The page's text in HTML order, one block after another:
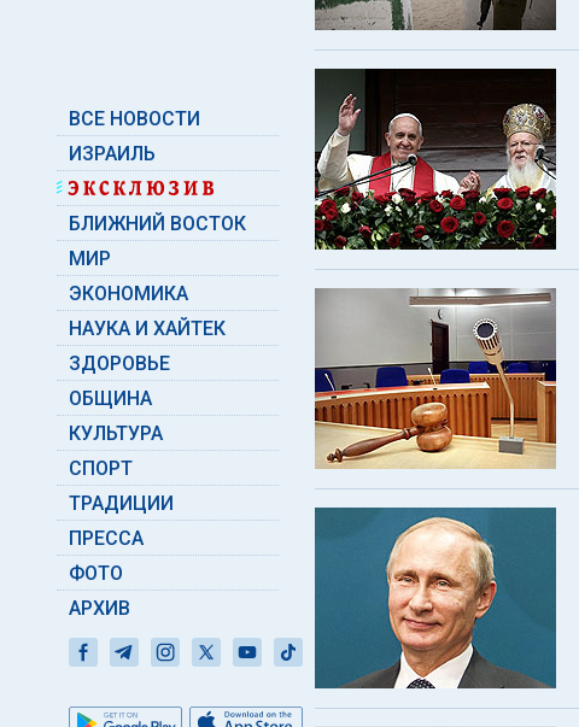
ВСЕ НОВОСТИ
ИЗРАИЛЬ
БЛИЖНИЙ ВОСТОК
МИР
ЭКОНОМИКА
НАУКА И ХАЙТЕК
ЗДОРОВЬЕ
ОБЩИНА
КУЛЬТУРА
СПОРТ
ТРАДИЦИИ
ПРЕССА
ФОТО
АРХИВ